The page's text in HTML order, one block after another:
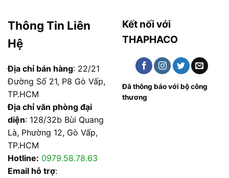
Thông Tin Liên
Hệ
Địa chỉ bán hàng: 22/21
Đường Số 21, P8 Gò Vấp,
TP.HCM
Địa chỉ văn phòng đại
diện: 128/32b Bùi Quang
Là, Phường 12, Gò Vấp,
TP.HCM
Hotline: 0979.58.78.63
Email hỗ trợ:
Kết nối với
THAPHACO
Đã thông báo với bộ công
thương